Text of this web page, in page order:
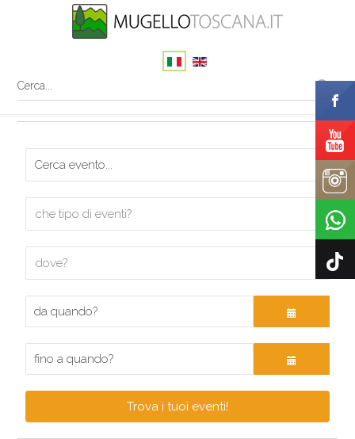
Trova i tuoi eventi!